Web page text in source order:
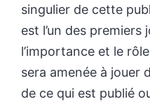
singulier de cette
est l’un des premiers
l’importance et le
sera amenée à jouer
de ce qui est publié